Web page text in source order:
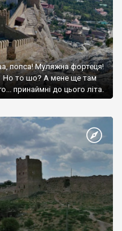
попса! Муляжна фортеця!
Но то шо? А мене ще там
принаймні до цього літа.